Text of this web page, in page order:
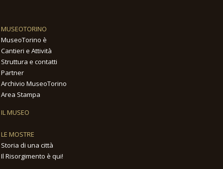
MUSEOTORINO
MuseoTorino è
Cantieri e Attività
Struttura e contatti
Partner
Archivio MuseoTorino
Area Stampa
IL MUSEO
LE MOSTRE
Storia di una città
Il Risorgimento è qui!